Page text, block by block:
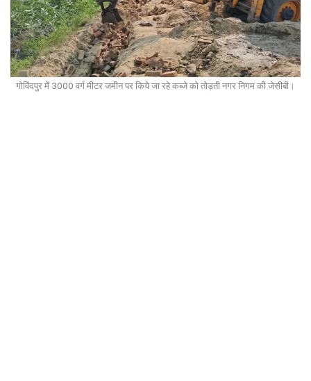
गोविंदपुर में 3000 वर्ग मीटर जमीन पर किये जा रहे कब्जे को तोड़ती नगर निगम की जेसीबी।